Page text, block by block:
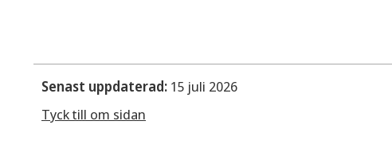
Senast uppdaterad: 15 juli 2026
Tyck till om sidan